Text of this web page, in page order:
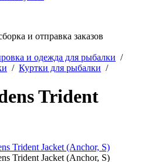
и отправка заказов
и одежда для рыбалки /
/ Куртки для рыбалки /
Trident